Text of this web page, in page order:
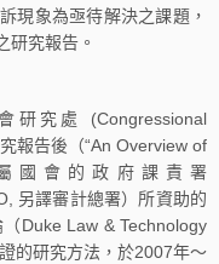
現象為亟待解決之課題，
研究報告。
究處 (Congressional
報告後（“An Overview of
屬國會的政府課責署
另譯審計總署）所資助的
Duke Law & Technology
的研究方法，於2007年～